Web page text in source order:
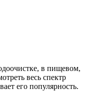
в пищевом,
весь спектр
его популярность.